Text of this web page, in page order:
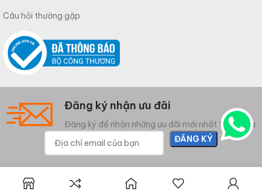
Câu hỏi thường gặp
Đăng ký nhận ưu đãi
Đăng ký để nhận những ưu đãi mới nhất từ Meliwa